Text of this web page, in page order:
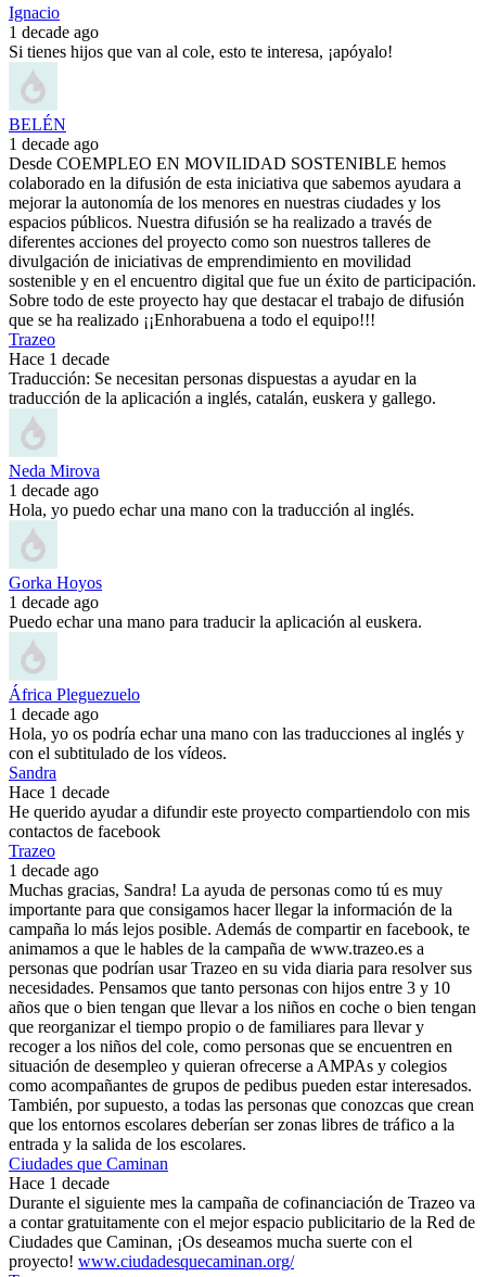
Ignacio
1 decade ago
Si tienes hijos que van al cole, esto te interesa, ¡apóyalo!
BELÉN
1 decade ago
Desde COEMPLEO EN MOVILIDAD SOSTENIBLE hemos
colaborado en la difusión de esta iniciativa que sabemos ayudara a
mejorar la autonomía de los menores en nuestras ciudades y los
espacios públicos. Nuestra difusión se ha realizado a través de
diferentes acciones del proyecto como son nuestros talleres de
divulgación de iniciativas de emprendimiento en movilidad
sostenible y en el encuentro digital que fue un éxito de participación.
Sobre todo de este proyecto hay que destacar el trabajo de difusión
que se ha realizado ¡¡Enhorabuena a todo el equipo!!!
Trazeo
Hace 1 decade
Traducción: Se necesitan personas dispuestas a ayudar en la
traducción de la aplicación a inglés, catalán, euskera y gallego.
Neda Mirova
1 decade ago
Hola, yo puedo echar una mano con la traducción al inglés.
Gorka Hoyos
1 decade ago
Puedo echar una mano para traducir la aplicación al euskera.
África Pleguezuelo
1 decade ago
Hola, yo os podría echar una mano con las traducciones al inglés y
con el subtitulado de los vídeos.
Sandra
Hace 1 decade
He querido ayudar a difundir este proyecto compartiendolo con mis
contactos de facebook
Trazeo
1 decade ago
Muchas gracias, Sandra! La ayuda de personas como tú es muy
importante para que consigamos hacer llegar la información de la
campaña lo más lejos posible. Además de compartir en facebook, te
animamos a que le hables de la campaña de www.trazeo.es a
personas que podrían usar Trazeo en su vida diaria para resolver sus
necesidades. Pensamos que tanto personas con hijos entre 3 y 10
años que o bien tengan que llevar a los niños en coche o bien tengan
que reorganizar el tiempo propio o de familiares para llevar y
recoger a los niños del cole, como personas que se encuentren en
situación de desempleo y quieran ofrecerse a AMPAs y colegios
como acompañantes de grupos de pedibus pueden estar interesados.
También, por supuesto, a todas las personas que conozcas que crean
que los entornos escolares deberían ser zonas libres de tráfico a la
entrada y la salida de los escolares.
Ciudades que Caminan
Hace 1 decade
Durante el siguiente mes la campaña de cofinanciación de Trazeo va
a contar gratuitamente con el mejor espacio publicitario de la Red de
Ciudades que Caminan, ¡Os deseamos mucha suerte con el
proyecto! www.ciudadesquecaminan.org/